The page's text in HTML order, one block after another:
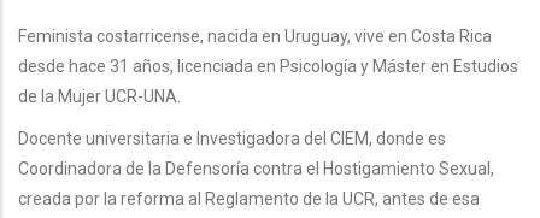
Body
Feminista costarricense, nacida en Uruguay, vive en Costa Rica
desde hace 31 años, licenciada en Psicología y Máster en Estudios
de la Mujer UCR-UNA.
Docente universitaria e Investigadora del CIEM, donde es
Coordinadora de la Defensoría contra el Hostigamiento Sexual,
creada por la reforma al Reglamento de la UCR, antes de esa